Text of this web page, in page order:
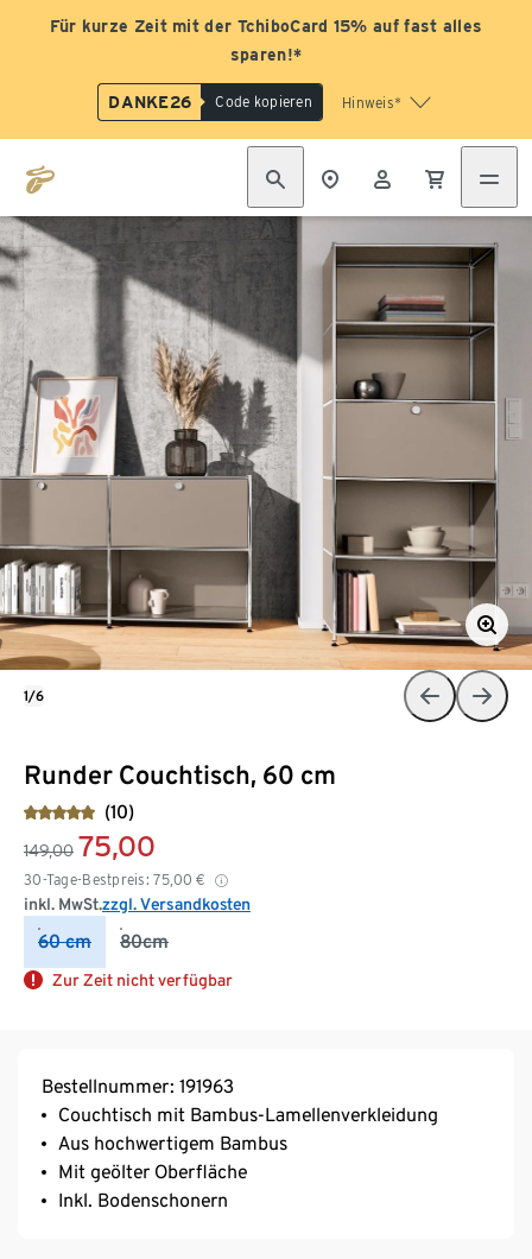
Für kurze Zeit mit der TchiboCard 15% auf fast alles
sparen!*
DANKE26 Code kopieren Hinweis*
Runder Couchtisch, 60 cm
(10)
149,00 75,00
30-Tage-Bestpreis: 75,00 €
inkl. MwSt.zzgl. Versandkosten
60 cm 80cm
Zur Zeit nicht verfügbar
1/6
Bestellnummer: 191963
Couchtisch mit Bambus-Lamellenverkleidung
Aus hochwertigem Bambus
Mit geölter Oberfläche
Inkl. Bodenschonern